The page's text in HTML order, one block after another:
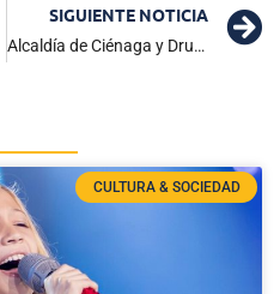
SIGUIENTE NOTICIA
Alcaldía de Ciénaga y Drummond hicieron entrega de la adecuación y dotación del bloque centro de la IED Virginia Gómez
CULTURA & SOCIEDAD